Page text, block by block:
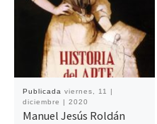
Publicada viernes, 11 |
diciembre | 2020
Manuel Jesús Roldán